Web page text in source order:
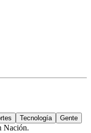
Tecnología Gente
Nación.